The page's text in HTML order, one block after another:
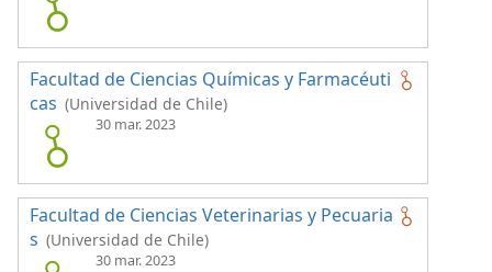
Facultad de Ciencias Químicas y Farmacéuti
cas (Universidad de Chile)
30 mar. 2023
Facultad de Ciencias Veterinarias y Pecuaria
s (Universidad de Chile)
30 mar. 2023